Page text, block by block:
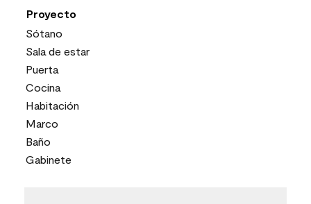
Proyecto
Sótano
Sala de estar
Puerta
Cocina
Habitación
Marco
Baño
Gabinete